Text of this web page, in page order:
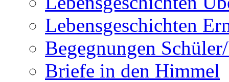
Lebensgeschichten
Begegnungen
Briefe in den Himmel